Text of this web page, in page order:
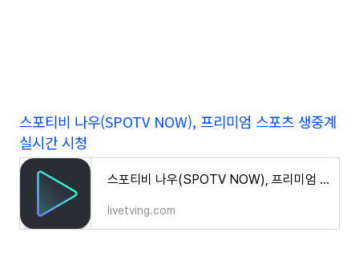
스포티비 나우(SPOTV NOW), 프리미엄 스포츠 생중계
실시간 시청
스포티비 나우(SPOTV NOW), 프리미엄 스포츠 생중계 실시간 시청
livetving.com